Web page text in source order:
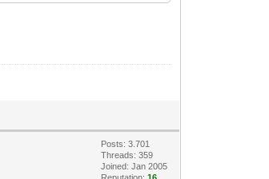
Posts: 3.701
Threads: 359
Joined: Jan 2005